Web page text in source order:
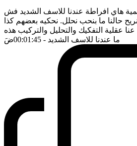
هاي افراطة عندنا للاسف الشديد فش
حالنا ما بنحب نحلل. نحكيه بعضهم كذا
عقلية التفكيك والتحليل والتركيب هذه
ما عندنا للاسف الشديد - 00:01:45 ضَ